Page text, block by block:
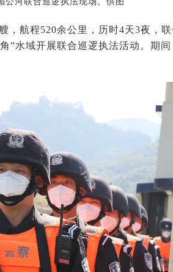
，航程520余公里，历时4天3夜，
”水域开展联合巡逻执法活动。期